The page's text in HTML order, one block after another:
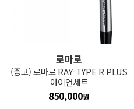
로마로
(중고) 로마로 RAY-TYPE R PLUS
아이언세트
850,000원